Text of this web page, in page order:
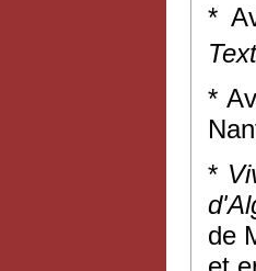
*
*
*
de